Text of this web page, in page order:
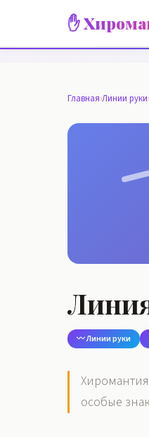
✋
Главная›Линии руки›
〰️ Линии руки
особые